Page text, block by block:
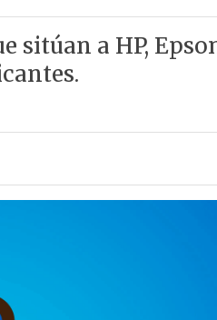
sitúan a HP,